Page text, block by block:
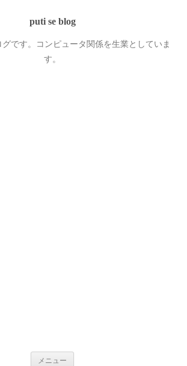
puti se blog
グです。コンピュータ関係を生業としていま
す。
メニュー コンテンツへ移動